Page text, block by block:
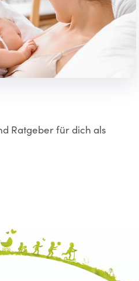
Ratgeber für dich als